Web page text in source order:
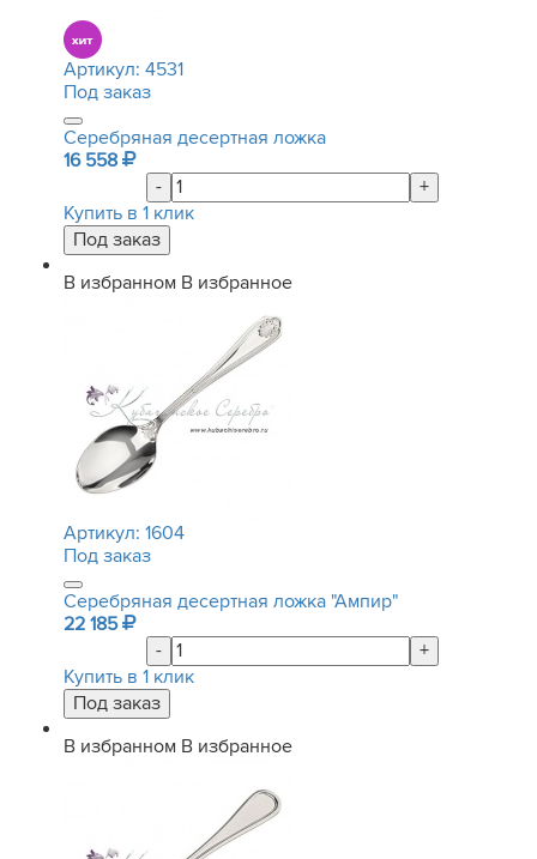
Артикул: 4531
Под заказ
Серебряная десертная ложка
16 558
-
+
Купить в 1 клик
В избранном В избранное
Артикул: 1604
Под заказ
Серебряная десертная ложка "Ампир"
22 185
-
+
Купить в 1 клик
В избранном В избранное